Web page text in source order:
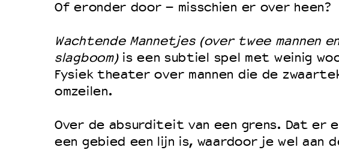
OVER LANTARENVENSTER
Wat we doen
Werken bij
Wie is wie
Of eronder door – misschien er over heen?
Wachtende Mannetjes (over twee mannen
slagboom)is een subtiel spel met weinig
Fysiek theater over mannen die de
omzeilen.
Over de absurditeit van een grens. Dat er
een gebied een lijn is, waardoor je wel aan